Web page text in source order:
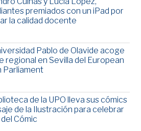
premiados con un iPad por
la calidad docente
Pablo de Olavide acoge
regional en Sevilla del European
Parliament
de la UPO lleva sus cómics
de la Ilustración para celebrar
Cómic